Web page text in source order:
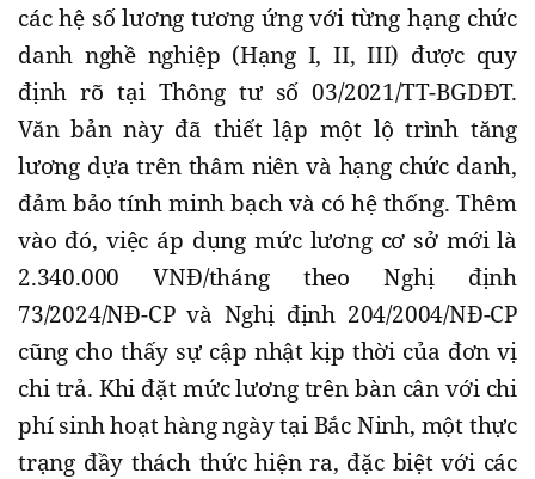
các hệ số lương tương ứng với từng hạng chức
danh nghề nghiệp (Hạng I, II, III) được quy
định rõ tại Thông tư số 03/2021/TT-BGDĐT.
Văn bản này đã thiết lập một lộ trình tăng
lương dựa trên thâm niên và hạng chức danh,
đảm bảo tính minh bạch và có hệ thống. Thêm
vào đó, việc áp dụng mức lương cơ sở mới là
2.340.000 VNĐ/tháng theo Nghị định
73/2024/NĐ-CP và Nghị định 204/2004/NĐ-CP
cũng cho thấy sự cập nhật kịp thời của đơn vị
chi trả. Khi đặt mức lương trên bàn cân với chi
phí sinh hoạt hàng ngày tại Bắc Ninh, một thực
trạng đầy thách thức hiện ra, đặc biệt với các